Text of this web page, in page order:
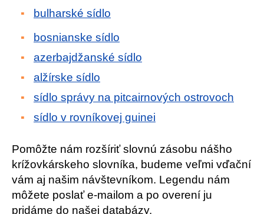
bulharské sídlo
bosnianske sídlo
azerbajdžanské sídlo
alžírske sídlo
sídlo správy na pitcairnových ostrovoch
sídlo v rovníkovej guinei
Pomôžte nám rozšíriť slovnú zásobu nášho
krížovkárskeho slovníka, budeme veľmi vďační
vám aj našim návštevníkom. Legendu nám
môžete poslať e-mailom a po overení ju
pridáme do našej databázy.